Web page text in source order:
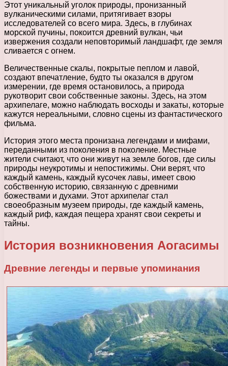
Этот уникальный уголок природы, пронизанный
вулканическими силами, притягивает взоры
исследователей со всего мира. Здесь, в глубинах
морской пучины, покоится древний вулкан, чьи
извержения создали неповторимый ландшафт, где земля
сливается с огнем.
Величественные скалы, покрытые пеплом и лавой,
создают впечатление, будто ты оказался в другом
измерении, где время остановилось, а природа
рукотворит свои собственные законы. Здесь, на этом
архипелаге, можно наблюдать восходы и закаты, которые
кажутся нереальными, словно сцены из фантастического
фильма.
История этого места пронизана легендами и мифами,
переданными из поколения в поколение. Местные
жители считают, что они живут на земле богов, где силы
природы неукротимы и непостижимы. Они верят, что
каждый камень, каждый кусочек лавы, имеет свою
собственную историю, связанную с древними
божествами и духами. Этот архипелаг стал
своеобразным музеем природы, где каждый камень,
каждый риф, каждая пещера хранят свои секреты и
тайны.
История возникновения Аогасимы
Древние легенды и первые упоминания